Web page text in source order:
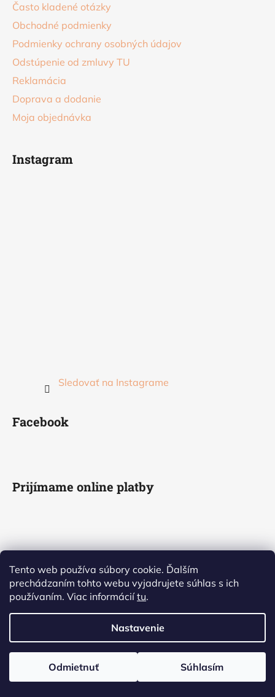
Tento web používa súbory cookie. Ďalším
prechádzaním tohto webu vyjadrujete súhlas s ich
používaním. Viac informáciítu.
Nastavenie
Odmietnuť Súhlasím
Často kladené otázky
Obchodné podmienky
Podmienky ochrany osobných údajov
Odstúpenie od zmluvy TU
Reklamácia
Doprava a dodanie
Moja objednávka
Instagram
Sledovať na Instagrame
Facebook
Prijímame online platby